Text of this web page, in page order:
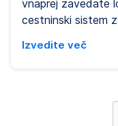
vnaprej zavedate
cestninski sistem
glede na
in razumeti
na različnih
Izvedite več